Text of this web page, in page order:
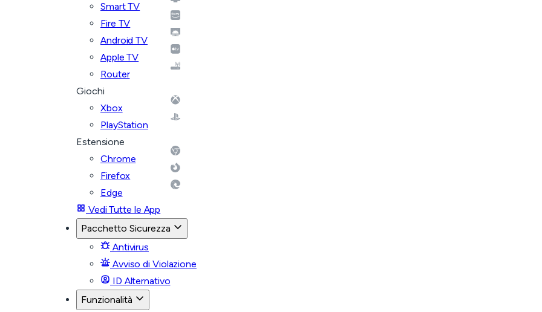
Smart TV
Fire TV
Android TV
Apple TV
Router
Giochi
Xbox
PlayStation
Estensione
Chrome
Firefox
Edge
Vedi Tutte le App
Pacchetto Sicurezza
Antivirus
Avviso di Violazione
ID Alternativo
Funzionalità